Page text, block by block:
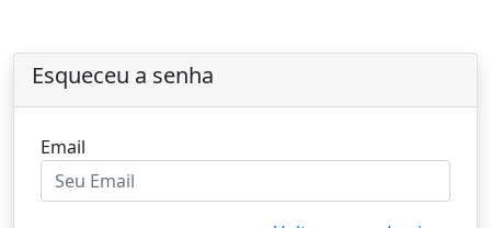
Esqueceu a senha
Email